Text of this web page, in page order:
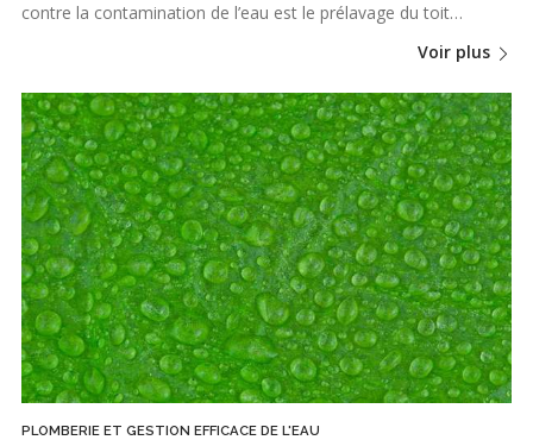
contre la contamination de l’eau est le prélavage du toit…
Voir plus
PLOMBERIE ET GESTION EFFICACE DE L'EAU